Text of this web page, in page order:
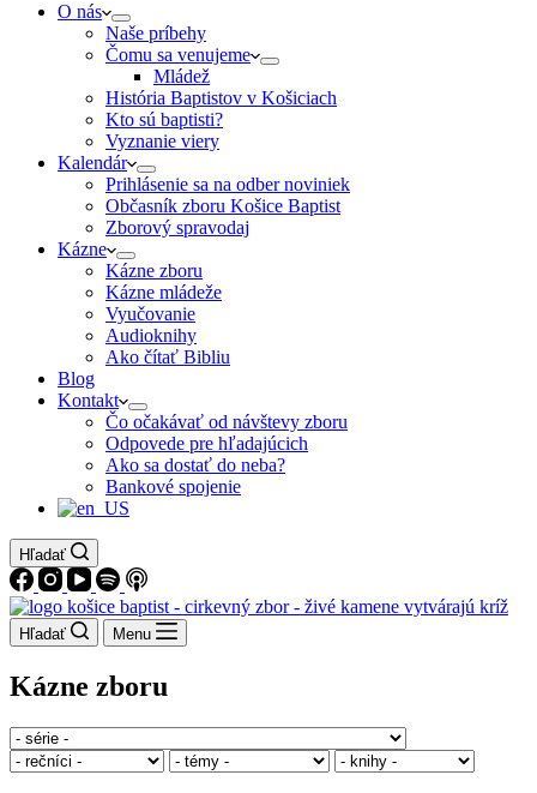
O nás
Naše príbehy
Čomu sa venujeme
Mládež
História Baptistov v Košiciach
Kto sú baptisti?
Vyznanie viery
Kalendár
Prihlásenie sa na odber noviniek
Občasník zboru Košice Baptist
Zborový spravodaj
Kázne
Kázne zboru
Kázne mládeže
Vyučovanie
Audioknihy
Ako čítať Bibliu
Blog
Kontakt
Čo očakávať od návštevy zboru
Odpovede pre hľadajúcich
Ako sa dostať do neba?
Bankové spojenie
Hľadať
Hľadať Menu
Kázne zboru